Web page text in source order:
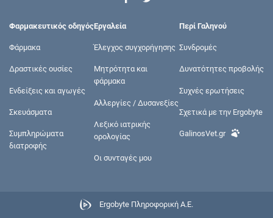
Φαρμακευτικός οδηγός
Φάρμακα
Δραστικές ουσίες
Ενδείξεις και αγωγές
Σκευάσματα
Συμπληρώματα
διατροφής
Εργαλεία
Έλεγχος συγχορήγησης
Μητρότητα και
φάρμακα
Αλλεργίες / Δυσανεξίες
Λεξικό ιατρικής
ορολογίας
Οι συνταγές μου
Περί Γαληνού
Συνδρομές
Δυνατότητες προβολής
Συχνές ερωτήσεις
Σχετικά με την Ergobyte
GalinosVet.gr
Ergobyte Πληροφορική Α.Ε.